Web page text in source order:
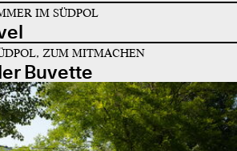
IM SÜDPOL
ZUM MITMACHEN
Buvette